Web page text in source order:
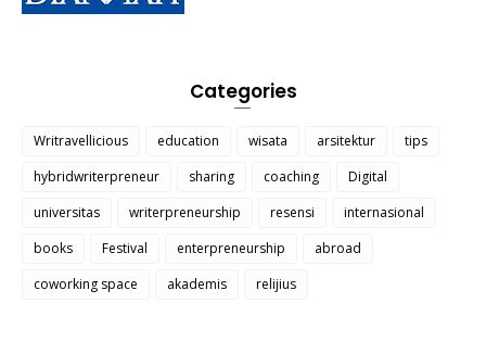
Categories
Writravellicious education wisata arsitektur
tips
hybridwriterpreneur
sharing coaching
Digital
universitas
writerpreneurship resensi
internasional
books
Festival enterpreneurship
abroad
coworking space
akademis relijius